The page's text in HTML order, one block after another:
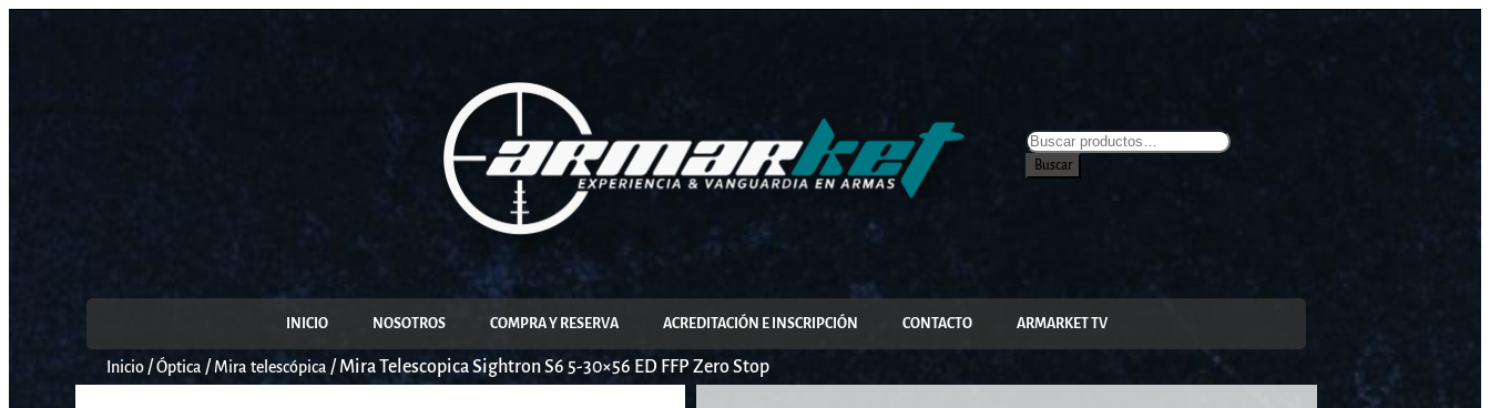
Buscar
INICIO NOSOTROS COMPRA Y RESERVA ACREDITACIÓN E INSCRIPCIÓN CONTACTO ARMARKET TV
Inicio/Óptica /Mira telescópica / Mira Telescopica Sightron S6 5-30×56 ED FFP Zero Stop